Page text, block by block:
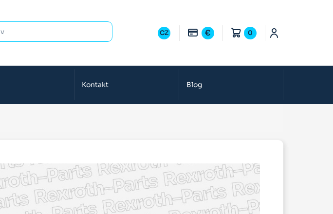
CZ € 0
Kontakt Blog